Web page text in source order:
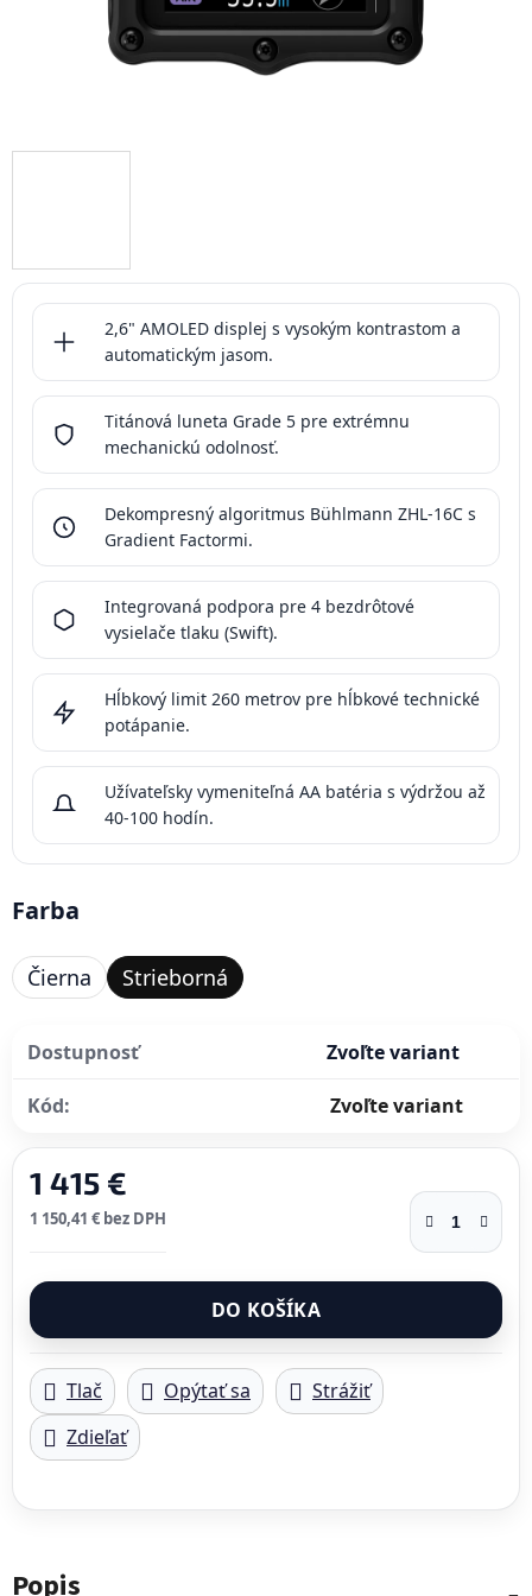
2,6" AMOLED displej s vysokým kontrastom a
automatickým jasom.
Titánová luneta Grade 5 pre extrémnu
mechanickú odolnosť.
Dekompresný algoritmus Bühlmann ZHL-16C s
Gradient Factormi.
Integrovaná podpora pre 4 bezdrôtové
vysielače tlaku (Swift).
Hĺbkový limit 260 metrov pre hĺbkové technické
potápanie.
Užívateľsky vymeniteľná AA batéria s výdržou až
40-100 hodín.
Farba
Čierna Strieborná
Dostupnosť Zvoľte variant
Kód: Zvoľte variant
1 415 €
1 150,41 € bez DPH
DO KOŠÍKA
Tlač Opýtať sa
Strážiť
Zdieľať
Popis